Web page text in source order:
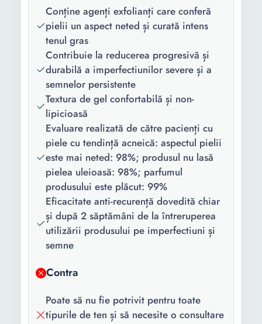
Utilizare:
Zi Noapte
Formula:
Standard
Beneficii:
Revitalizant Hidratant
Calmant Anti-imperfectiuni
Gama:
Effaclar
Continut
pachet:
Cantitate: 400 ml
Conține agenți exfolianți care conferă
pielii un aspect neted și curată intens
tenul gras
Contribuie la reducerea progresivă și
durabilă a imperfectiunilor severe și a
semnelor persistente
Textura de gel confortabilă și non-
lipicioasă
Evaluare realizată de către pacienți cu
piele cu tendință acneică: aspectul pielii
este mai neted: 98%; produsul nu lasă
pielea uleioasă: 98%; parfumul
produsului este plăcut: 99%
Eficacitate anti-recurență dovedită chiar
și după 2 săptămâni de la întreruperea
utilizării produsului pe imperfectiuni și
semne
Contra
Poate să nu fie potrivit pentru toate
tipurile de ten și să necesite o consultare